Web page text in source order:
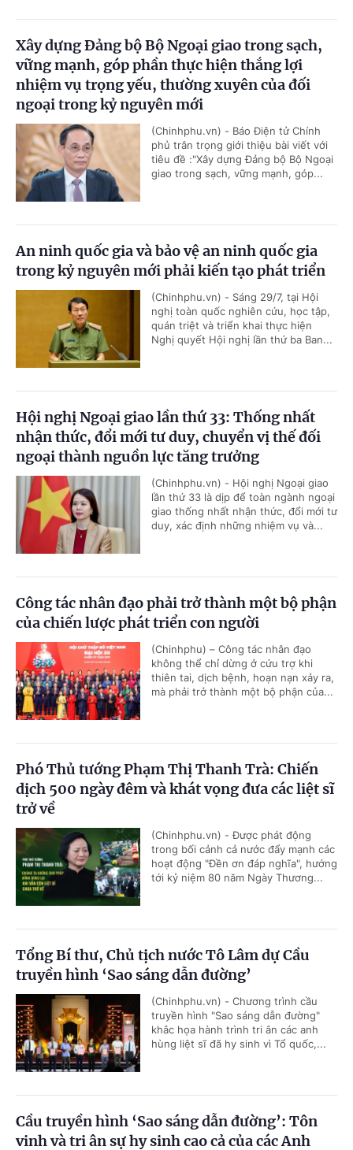
Xây dựng Đảng bộ Bộ Ngoại giao trong sạch,
vững mạnh, góp phần thực hiện thắng lợi
nhiệm vụ trọng yếu, thường xuyên của đối
ngoại trong kỷ nguyên mới
(Chinhphu.vn) - Báo Điện tử Chính
phủ trân trọng giới thiệu bài viết với
tiêu đề :"Xây dựng Đảng bộ Bộ Ngoại
giao trong sạch, vững mạnh, góp...
An ninh quốc gia và bảo vệ an ninh quốc gia
trong kỷ nguyên mới phải kiến tạo phát triển
(Chinhphu.vn) - Sáng 29/7, tại Hội
nghị toàn quốc nghiên cứu, học tập,
quán triệt và triển khai thực hiện
Nghị quyết Hội nghị lần thứ ba Ban...
Hội nghị Ngoại giao lần thứ 33: Thống nhất
nhận thức, đổi mới tư duy, chuyển vị thế đối
ngoại thành nguồn lực tăng trưởng
(Chinhphu.vn) - Hội nghị Ngoại giao
lần thứ 33 là dịp để toàn ngành ngoại
giao thống nhất nhận thức, đổi mới tư
duy, xác định những nhiệm vụ và...
Công tác nhân đạo phải trở thành một bộ phận
của chiến lược phát triển con người
(Chinhphu) – Công tác nhân đạo
không thể chỉ dừng ở cứu trợ khi
thiên tai, dịch bệnh, hoạn nạn xảy ra,
mà phải trở thành một bộ phận của...
Phó Thủ tướng Phạm Thị Thanh Trà: Chiến
dịch 500 ngày đêm và khát vọng đưa các liệt sĩ
trở về
(Chinhphu.vn) - Được phát động
trong bối cảnh cả nước đẩy mạnh các
hoạt động "Đền ơn đáp nghĩa", hướng
tới kỷ niệm 80 năm Ngày Thương...
Tổng Bí thư, Chủ tịch nước Tô Lâm dự Cầu
truyền hình ‘Sao sáng dẫn đường’
(Chinhphu.vn) - Chương trình cầu
truyền hình "Sao sáng dẫn đường"
khắc họa hành trình tri ân các anh
hùng liệt sĩ đã hy sinh vì Tổ quốc,...
Cầu truyền hình ‘Sao sáng dẫn đường’: Tôn
vinh và tri ân sự hy sinh cao cả của các Anh